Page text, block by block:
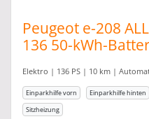
Peugeot e-208
136 50-kWh-
Elektro | 136 PS | 10 km |
Einparkhilfe vorn Einparkhilfe hinten
Sitzheizung